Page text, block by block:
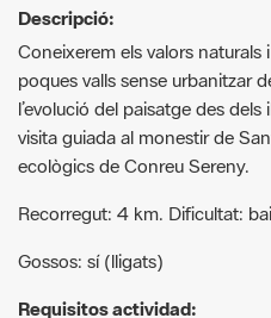
l’evolució del paisatge des dels
visita guiada al monestir de
ecològics de Conreu Sereny.
Recorregut: 4 km. Dificultat:
Gossos: sí (lligats)
Requisitos actividad:
Les activitats són gratuïtes i les